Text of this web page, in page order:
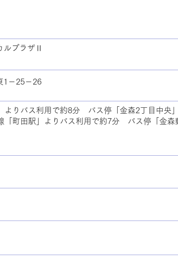
ルプラザⅡ
1－25－26
よりバス利用で約8分 バス停「金森2丁目中央
「町田駅」よりバス利用で約7分 バス停「金森